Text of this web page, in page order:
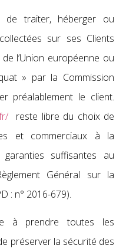
de traiter, héberger ou
sur ses Clients
l’Union européenne ou
» par la Commission
préalablement le client.
reste libre du choix de
et commerciaux à la
suffisantes au
Général sur la
: n° 2016-679).
à prendre toutes les
préserver la sécurité des